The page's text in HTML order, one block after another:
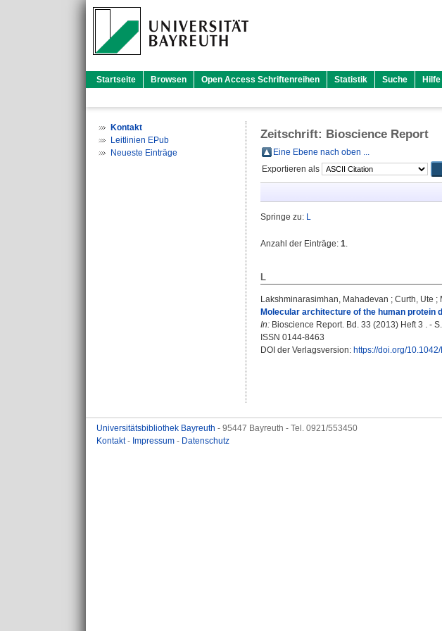
Startseite Browsen Open Access Schriftenreihen Statistik Suche Hilfe
Kontakt
Leitlinien EPub
Neueste Einträge
Zeitschrift: Bioscience Report
Eine Ebene nach oben ...
Exportieren als
Springe zu: L
Anzahl der Einträge: 1.
L
Lakshminarasimhan, Mahadevan ; Curth, Ute ;
Molecular architecture of the human protein
In: Bioscience Report. Bd. 33 (2013) Heft 3 . -
ISSN 0144-8463
DOI der Verlagsversion: https://doi.org/
Universitätsbibliothek Bayreuth - 95447 Bayreuth - Tel. 0921/553450
Kontakt- Impressum - Datenschutz